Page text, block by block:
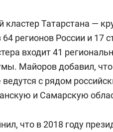
Татарстана —
регионов России и 17
входит 41
Майоров добавил,
ведутся с рядом
и Самарскую
что в 2018 году